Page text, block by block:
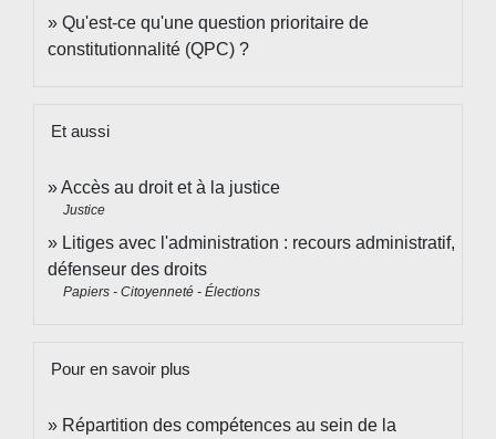
Qu'est-ce qu'une question prioritaire de
constitutionnalité (QPC) ?
Et aussi
Accès au droit et à la justice
Justice
Litiges avec l'administration : recours administratif,
défenseur des droits
Papiers - Citoyenneté - Élections
Pour en savoir plus
Répartition des compétences au sein de la